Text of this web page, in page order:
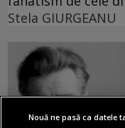
Stela GIURGEANU
Nouă ne pasă ca datele